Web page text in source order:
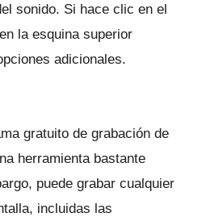
sonido. Si hace clic en el
la esquina superior
adicionales.
gratuito de grabación de
herramienta bastante
puede grabar cualquier
incluidas las